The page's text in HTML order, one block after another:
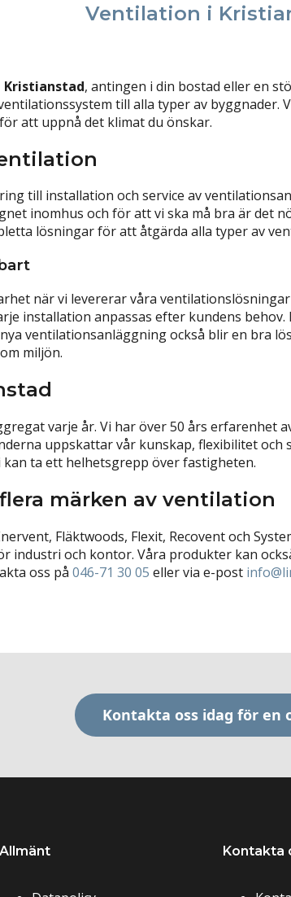
Ventilation i
, antingen i din bostad eller en
till alla typer av
att uppnå det klimat du önskar.
till installation och service av
inomhus och för att vi ska må bra är det
lösningar för att åtgärda alla typer av
när vi levererar våra
installation anpassas efter kundens
ventilationsanläggning också blir en bra
miljön.
varje år. Vi har över 50 års
uppskattar vår kunskap, flexibilitet
ta ett helhetsgrepp över fastigheten.
märken av ventilation
Fläktwoods, Flexit, Recovent och
och kontor. Våra produkter kan
oss på 046-71 30 05 eller via e-post
Kontakta oss idag för en
Allmänt Kontakta